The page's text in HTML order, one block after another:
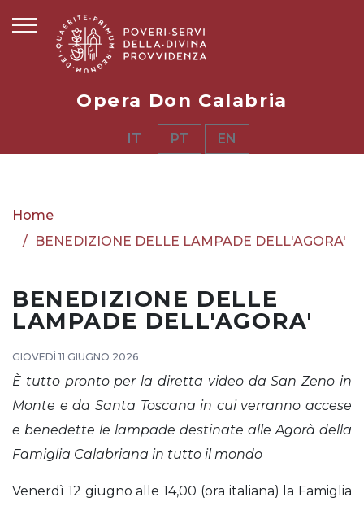
Opera Don Calabria
IT PT EN
Home
BENEDIZIONE DELLE LAMPADE DELL'AGORA'
BENEDIZIONE DELLE
LAMPADE DELL'AGORA'
GIOVEDÌ 11 GIUGNO 2026
È tutto pronto per la diretta video da San Zeno in
Monte e da Santa Toscana in cui verranno accese
e benedette le lampade destinate alle Agorà della
Famiglia Calabriana in tutto il mondo
Venerdì 12 giugno alle 14,00 (ora italiana) la Famiglia